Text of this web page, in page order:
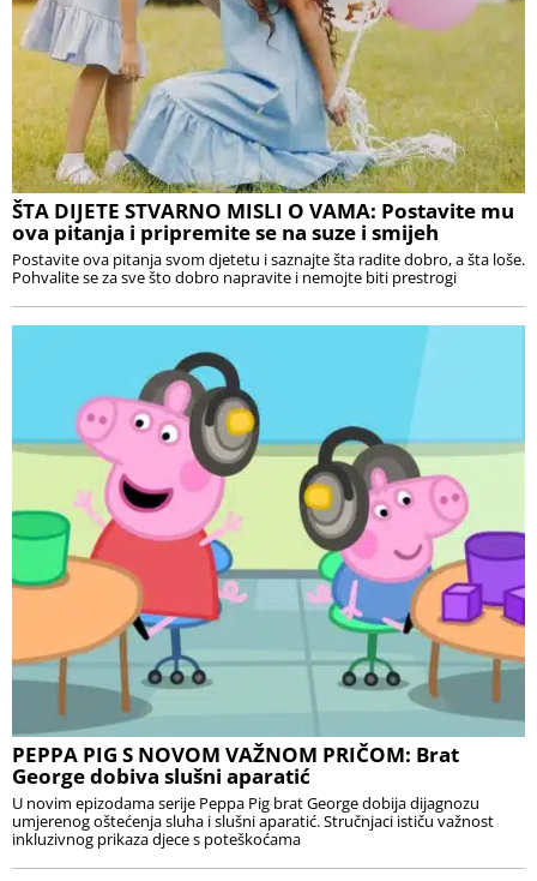
ŠTA DIJETE STVARNO MISLI O VAMA: Postavite mu
ova pitanja i pripremite se na suze i smijeh
Postavite ova pitanja svom djetetu i saznajte šta radite dobro, a šta loše.
Pohvalite se za sve što dobro napravite i nemojte biti prestrogi
PEPPA PIG S NOVOM VAŽNOM PRIČOM: Brat
George dobiva slušni aparatić
U novim epizodama serije Peppa Pig brat George dobija dijagnozu
umjerenog oštećenja sluha i slušni aparatić. Stručnjaci ističu važnost
inkluzivnog prikaza djece s poteškoćama